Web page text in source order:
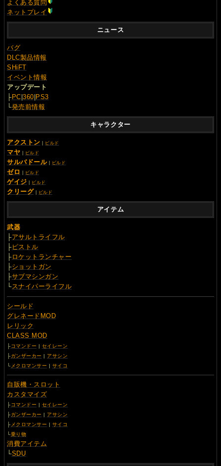
よくある質問
ネットプレイ
ニュース
バグ
DLC製品情報
SHiFT
イベント情報
アップデート
├PC |360 PS3
└発売前情報
キャラクター
アクストン ビルド
マヤ ビルド
サルバドール| ビルド
ゼロ ビルド
ゲイジ ビルド
クリーグ ビルド
アイテム
武器
├アサルトライフル
├ピストル
├ロケットランチャー
├ショットガン
├サブマシンガン
└スナイパーライフル
シールド
グレネードMOD
レリック
CLASS MOD
├コマンドー | セイレーン
├ガンザーカー | アサシン
└ メクロマンサー | サイコ
自販機・スロット
カスタマイズ
├コマンドー | セイレーン
├ガンザーカー | アサシン
├ メクロマンサー | サイコ
└乗り物
消費アイテム
└SDU